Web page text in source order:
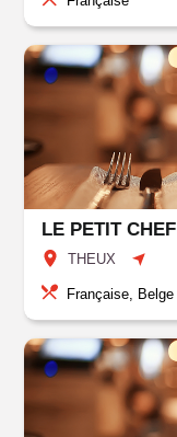
LE PETIT CHEF
THEUX
Française, Belge